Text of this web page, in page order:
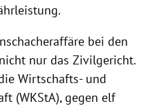
bei den
nur das Zivilgericht.
Wirtschafts- und
(WKStA), gegen elf